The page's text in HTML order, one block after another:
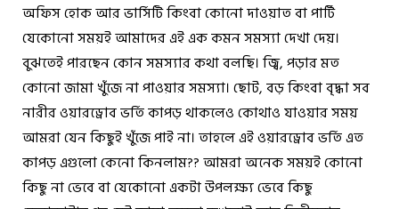
অফিস হোক আর ভার্সিটি কিংবা কোনো দাওয়াত বা পার্টি
যেকোনো সময়ই আমাদের এই এক কমন সমস্যা দেখা দেয়।
বুঝতেই পারছেন কোন সমস্যার কথা বলছি। জ্বি, পড়ার মত
কোনো জামা খুঁজে না পাওয়ার সমস্যা। ছোট, বড় কিংবা বৃদ্ধা সব
নারীর ওয়ারড্রোব ভর্তি কাপড় থাকলেও কোথাও যাওয়ার সময়
আমরা যেন কিছুই খুঁজে পাই না। তাহলে এই ওয়ারড্রোব ভর্তি এত
কাপড় এগুলো কেনো কিনলাম?? আমরা অনেক সময়ই কোনো
কিছু না ভেবে বা যেকোনো একটা উপলক্ষ্য ভেবে কিছু